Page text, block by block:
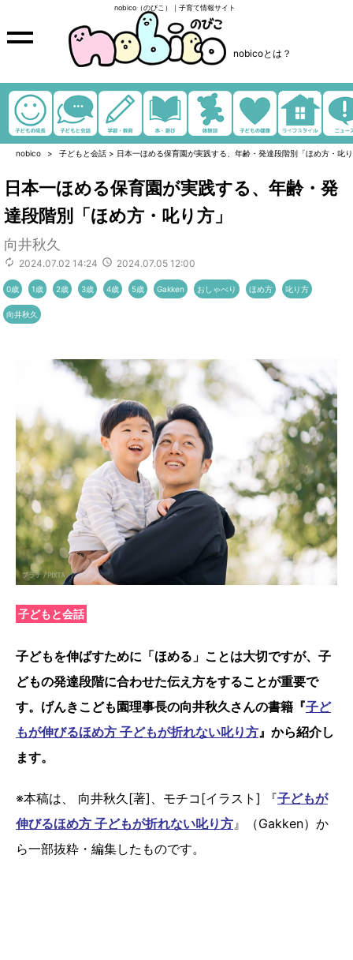
nobico（のびこ）｜子育て情報サイト
nobicoとは？
nobico 子どもと会話 > 日本一ほめる保育園が実践する、年齢・発達段階別「ほめ方・叱
日本一ほめる保育園が実践する、年齢・発
達段階別「ほめ方・叱り方」
向井秋久
2024.07.02 14:24 2024.07.05 12:00
0歳 1歳 2歳 3歳 4歳 5歳 Gakken おしゃべり ほめ方 叱り方
向井秋久
子どもと会話
子どもを伸ばすために「ほめる」ことは大切ですが、子
どもの発達段階に合わせた伝え方をすることが重要で
す。げんきこども園理事長の向井秋久さんの書籍『子ど
もが伸びるほめ方 子どもが折れない叱り方 』から紹介し
ます。
※本稿は、 向井秋久[著]、モチコ[イラスト] 『子どもが
伸びるほめ方 子どもが折れない叱り方 』（Gakken）か
ら一部抜粋・編集したものです。